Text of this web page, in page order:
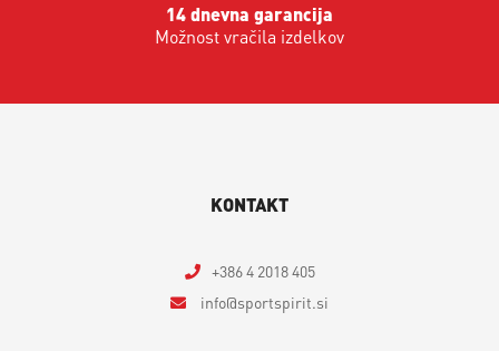
14 dnevna garancija
Možnost vračila izdelkov
KONTAKT
+386 4 2018 405
info
sportspirit.si